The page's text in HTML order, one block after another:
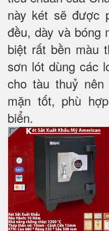
này két sẽ được
đều, dày và bóng
biệt rất bền màu
sơn lót dùng các
cho tàu thuỷ
mặn tốt, phù
biển.